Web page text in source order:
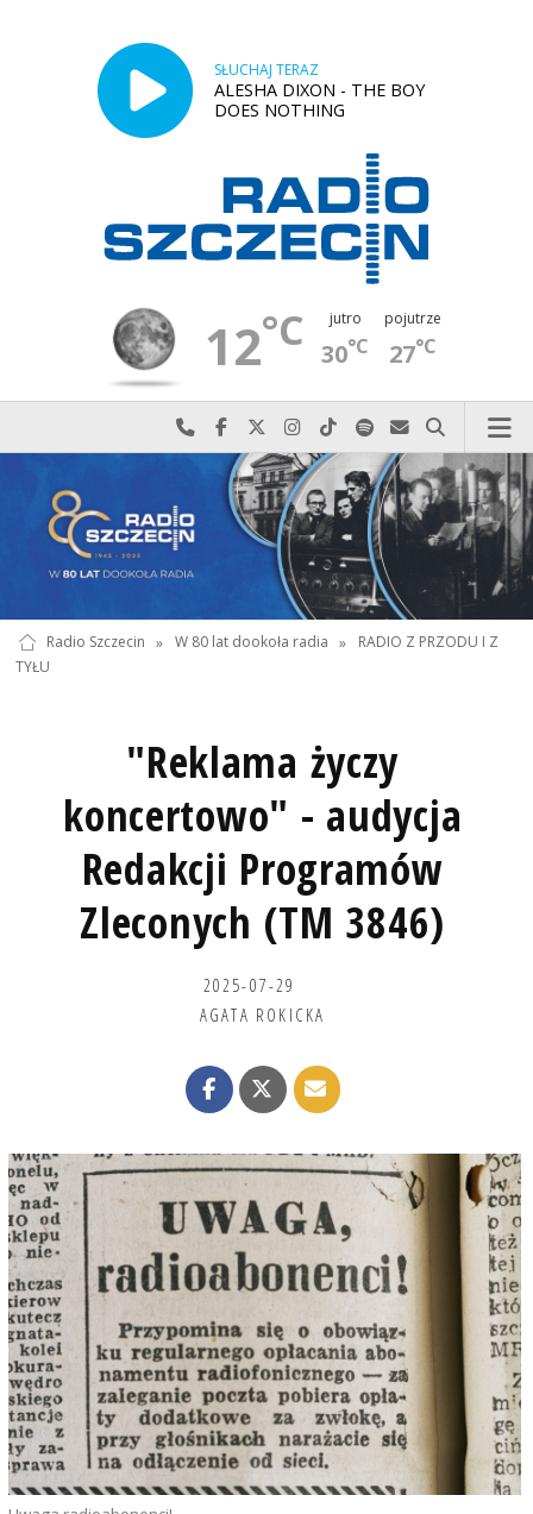
SŁUCHAJ TERAZ
ALESHA DIXON - THE BOY
DOES NOTHING
12°C jutro
30°C
pojutrze
27°C
Najlepiej po prostu do nas zadzwoń
Odwiedź nas na Facebook-u
Odwiedź nas na X
Odwiedź nas na Instagram-ie
Odwiedź nas na TikTok-u
Szukaj nas na Spotify
Wyślij do nas
Szukaj
Radio Szczecin » W 80 lat dookoła radia »
RADIO Z PRZODU I Z
TYŁU
"Reklama życzy
koncertowo" - audycja
Redakcji Programów
Zleconych (TM 3846)
2025-07-29
AGATA ROKICKA